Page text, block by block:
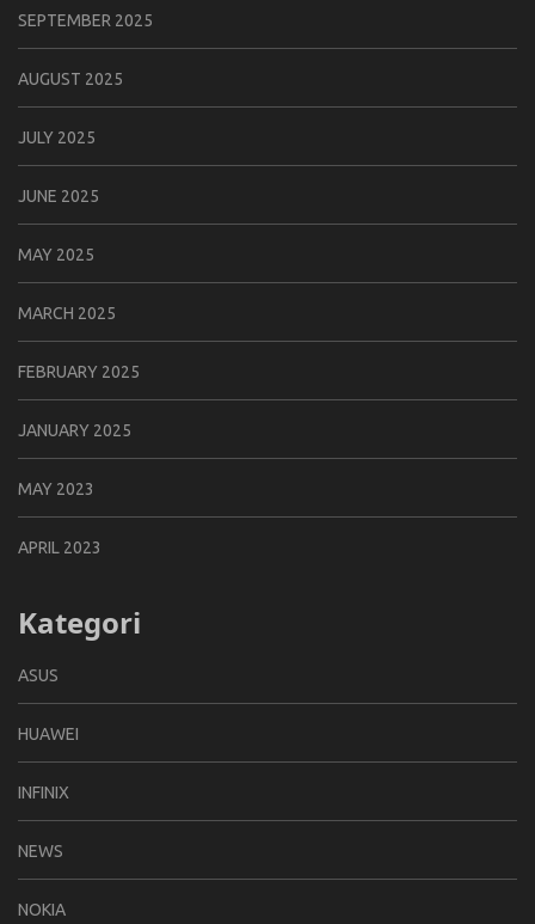
SEPTEMBER 2025
AUGUST 2025
JULY 2025
JUNE 2025
MAY 2025
MARCH 2025
FEBRUARY 2025
JANUARY 2025
MAY 2023
APRIL 2023
Kategori
ASUS
HUAWEI
INFINIX
NEWS
NOKIA